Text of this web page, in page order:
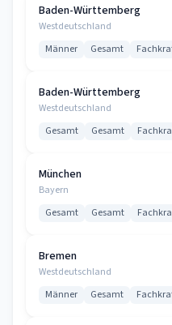
Baden-Württemberg
Westdeutschland
Männer Gesamt
Baden-Württemberg
Westdeutschland
Gesamt Gesamt
München
Bayern
Gesamt Gesamt
Bremen
Westdeutschland
Männer Gesamt